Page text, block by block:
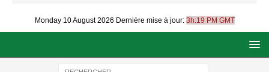
Monday 10 August 2026 Dernière mise à jour: 3h:19 PM GMT